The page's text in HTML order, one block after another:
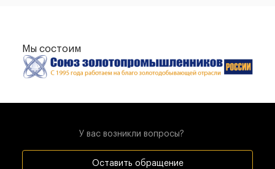
Мы состоим
У вас возникли вопросы?
Оставить обращение